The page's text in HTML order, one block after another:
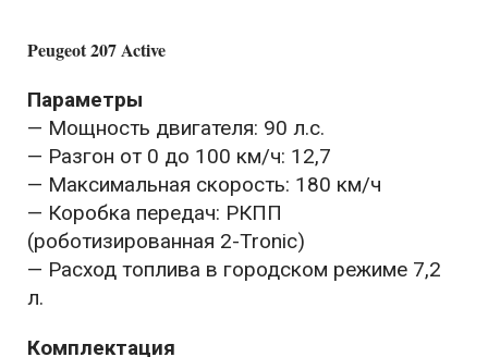
Peugeot 207 Active
Параметры
— Мощность двигателя: 90 л.с.
— Разгон от 0 до 100 км/ч: 12,7
— Максимальная скорость: 180 км/ч
— Коробка передач: РКПП
(роботизированная 2-Tronic)
— Расход топлива в городском режиме 7,2
л.
Комплектация